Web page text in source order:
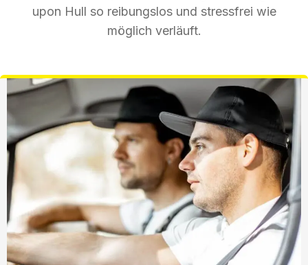
upon Hull so reibungslos und stressfrei wie
möglich verläuft.